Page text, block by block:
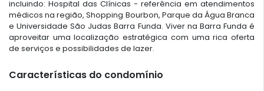
incluindo: Hospital das Clínicas - referência em atendimentos
médicos na região, Shopping Bourbon, Parque da Água Branca
e Universidade São Judas Barra Funda. Viver na Barra Funda é
aproveitar uma localização estratégica com uma rica oferta
de serviços e possibilidades de lazer.
Características do condomínio